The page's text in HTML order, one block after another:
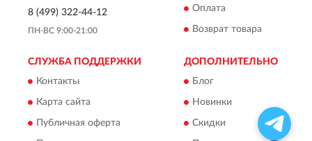
8 (499) 322-44-12
ПН-ВС 9:00-21:00
Оплата
Возврат товара
СЛУЖБА ПОДДЕРЖКИ
Контакты
Карта сайта
Публичная оферта
ДОПОЛНИТЕЛЬНО
Блог
Новинки
Скидки